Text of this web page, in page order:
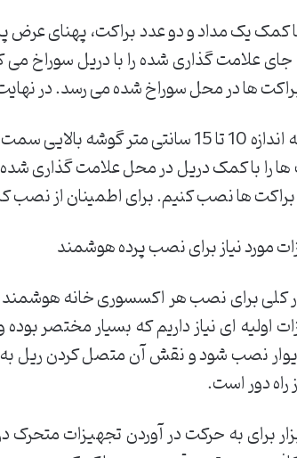
با کمک یک مداد و دو عدد براکت، پهنای
علامت گذاری شده را با دریل سوراخ
ها در محل سوراخ شده می رسد. در
ابتدا به اندازه 10 تا 15 سانتی
را با کمک دریل در محل علامت گذاری شده
براکت ها نصب کنیم. برای اطمینان از نصب
مورد نیاز برای نصب پرده هوشمند
کلی برای نصب هر اکسسوری خانه هوشمند
اولیه ای نیاز داریم که بسیار مختصر بوده
نصب شود و نقش آن متصل کردن ریل به
راه دور است.